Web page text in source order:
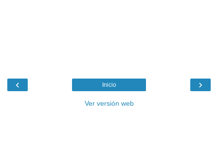
‹ ›
Inicio
Ver versión web